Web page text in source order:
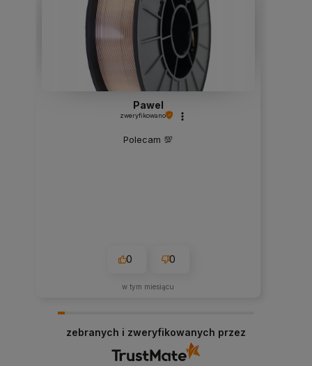
Pawel
zweryfikowano
Polecam 💯
0 0
w tym miesiącu
zebranych i zweryfikowanych przez